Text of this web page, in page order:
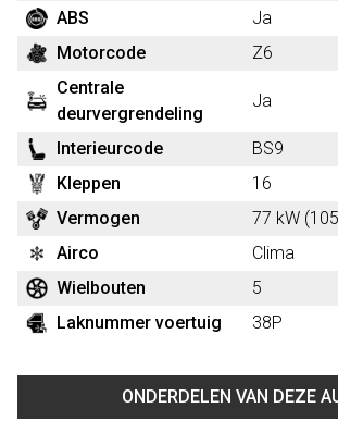
ABS
Ja
Motorcode
Z6
Centrale
deurvergrendeling
Ja
Interieurcode
BS9
Kleppen
16
Vermogen
77 kW
Airco
Clima
Wielbouten
5
Laknummer voertuig
38P
ONDERDELEN VAN DEZE